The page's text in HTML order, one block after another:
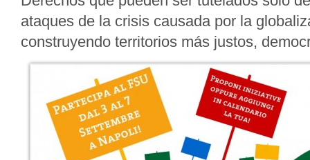
ataques de la crisis causada por la
construyendo territorios más justos,